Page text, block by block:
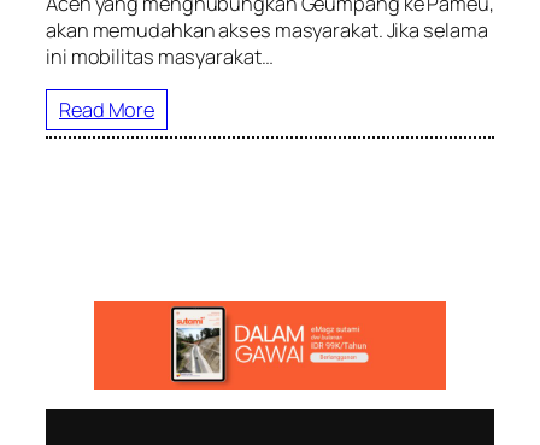
akan memudahkan akses masyarakat. Jika selama
ini mobilitas masyarakat…
Read More